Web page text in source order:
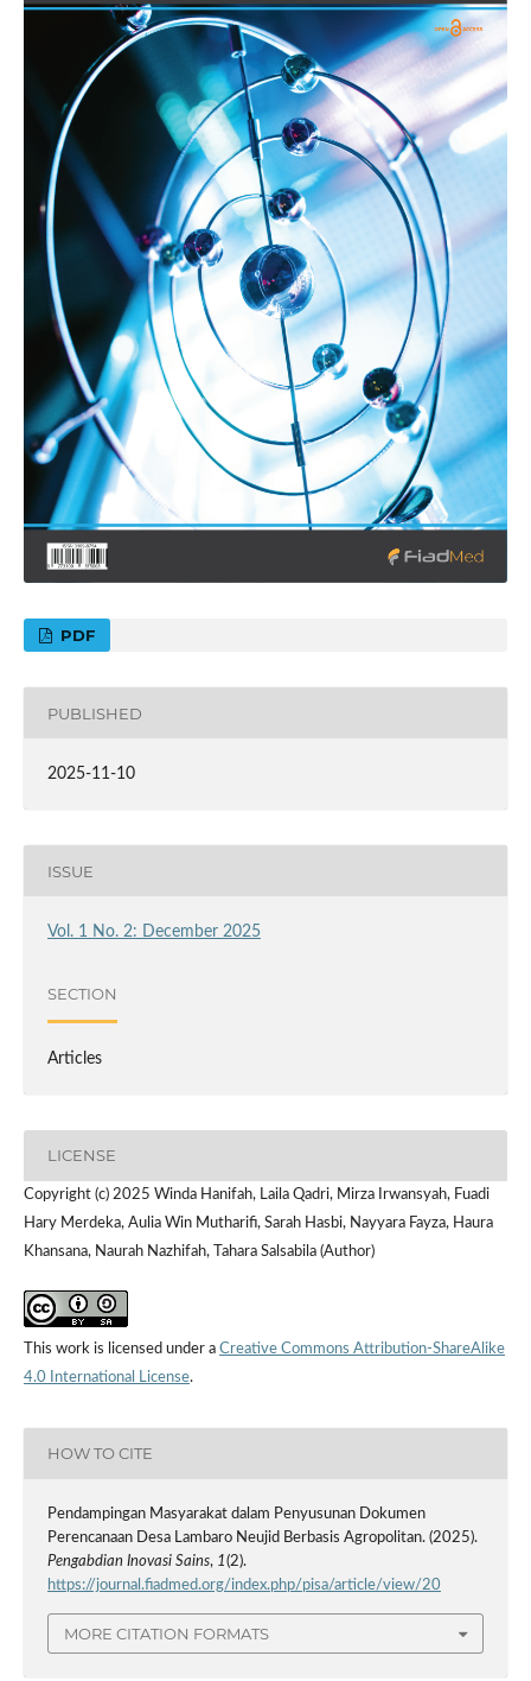
PDF
PUBLISHED
2025-11-10
ISSUE
Vol. 1 No. 2: December 2025
SECTION
Articles
LICENSE
Copyright (c) 2025 Winda Hanifah, Laila Qadri, Mirza Irwansyah, Fuadi
Hary Merdeka, Aulia Win Mutharifi, Sarah Hasbi, Nayyara Fayza, Haura
Khansana, Naurah Nazhifah, Tahara Salsabila (Author)
This work is licensed under a Creative Commons Attribution-ShareAlike
4.0 International License.
HOW TO CITE
Pendampingan Masyarakat dalam Penyusunan Dokumen
Perencanaan Desa Lambaro Neujid Berbasis Agropolitan. (2025).
Pengabdian Inovasi Sains, 1(2).
https://journal.fiadmed.org/index.php/pisa/article/view/20
MORE CITATION FORMATS